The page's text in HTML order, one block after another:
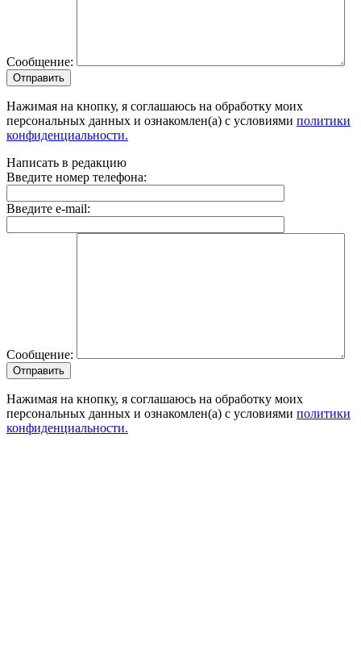
Сообщение:
Отправить
Нажимая на кнопку, я соглашаюсь на обработку моих
персональных данных и ознакомлен(а) с условиями политики
конфиденциальности.
Написать в редакцию
Введите номер телефона:
Введите e-mail:
Сообщение:
Отправить
Нажимая на кнопку, я соглашаюсь на обработку моих
персональных данных и ознакомлен(а) с условиями политики
конфиденциальности.